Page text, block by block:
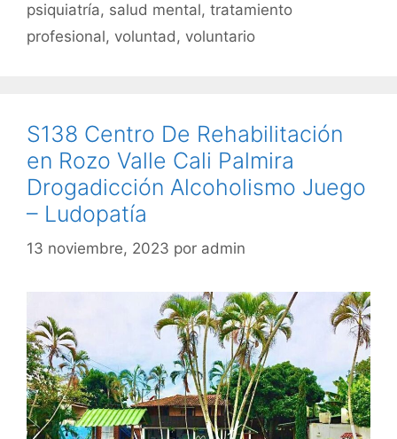
psiquiatría, salud mental, tratamiento
profesional, voluntad, voluntario
S138 Centro De Rehabilitación
en Rozo Valle Cali Palmira
Drogadicción Alcoholismo Juego
– Ludopatía
13 noviembre, 2023 por admin